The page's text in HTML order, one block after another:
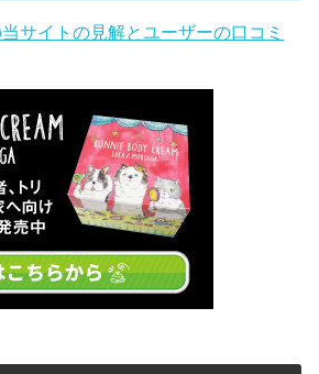
サイトの見解とユーザーの口コミ